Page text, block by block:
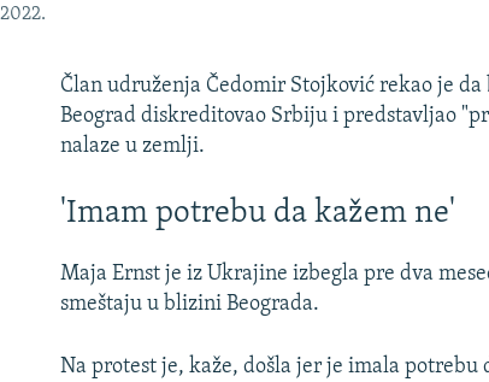
Član udruženja Čedomir Stojković rekao je
Beograd diskreditovao Srbiju i predstavljao
nalaze u zemlji.
'Imam potrebu da kažem ne'
Maja Ernst je iz Ukrajine izbegla pre dva
smeštaju u blizini Beograda.
Na protest je, kaže, došla jer je imala potrebu